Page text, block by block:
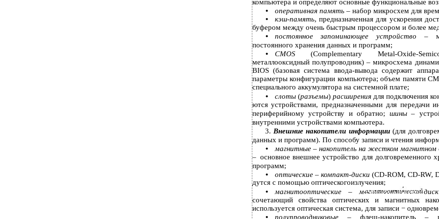
компьютера и определяют основные функциональные
• оперативная память – набор микросхем для
• кэш-память, предназначенная для ускорения
буфером между очень быстрым процессором и более
• постоянное запоминающее устройство –
постоянного хранения данных и программ;
• CMOS(Complementary Metal-Oxide-
металлооксидный полупроводник) – микросхема
BIOS (базовая система ввода-вывода содержит
параметры конфигурации компьютера; объем памяти
специального аккумулятора на системной плате;
• слоты (разъемы) расширения для подключения
ются устройствами, предназначенными для передачи
периферийному устройству и обратно; шины–
внутренними устройствами компьютера.
3. Внешние накопители информации (для
данных и программ). По способу записи и чтения
• магнитные – накопитель на жестком магнитном
– основное внешнее устройство для
программ;
• оптические – компакт-диски (CD-ROM, CD-RW,
дутся с помощью оптическогоизлучения;
• магнитооптические – м
сочетающий свойства оптических и магнитных
используется оптическая система, для записи −
• полупроводниковые – флеш-накопитель –